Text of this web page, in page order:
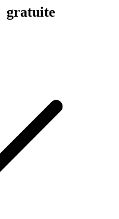
gratuite